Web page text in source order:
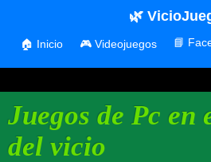
Juegos de Pc en
del vicio
🌿
🏠 Inicio 🎮 Videojuegos 📘